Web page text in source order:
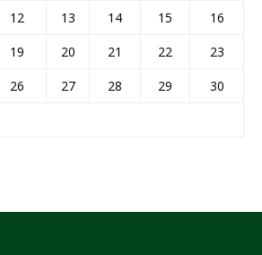
12 13 14 15
16
19 20 21 22
23
26 27 28 29
30